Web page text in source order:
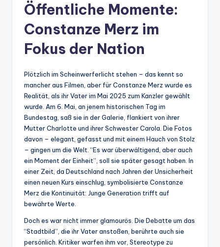
Öffentliche Momente:
Constanze Merz im
Fokus der Nation
Plötzlich im Scheinwerferlicht stehen – das kennt so
mancher aus Filmen, aber für Constanze Merz wurde es
Realität, als ihr Vater im Mai 2025 zum Kanzler gewählt
wurde. Am 6. Mai, an jenem historischen Tag im
Bundestag, saß sie in der Galerie, flankiert von ihrer
Mutter Charlotte und ihrer Schwester Carola. Die Fotos
davon – elegant, gefasst und mit einem Hauch von Stolz
– gingen um die Welt. “Es war überwältigend, aber auch
ein Moment der Einheit”, soll sie später gesagt haben. In
einer Zeit, da Deutschland nach Jahren der Unsicherheit
einen neuen Kurs einschlug, symbolisierte Constanze
Merz die Kontinuität: Junge Generation trifft auf
bewährte Werte.
Doch es war nicht immer glamourös. Die Debatte um das
“Stadtbild”, die ihr Vater anstoßen, berührte auch sie
persönlich. Kritiker warfen ihm vor, Stereotype zu